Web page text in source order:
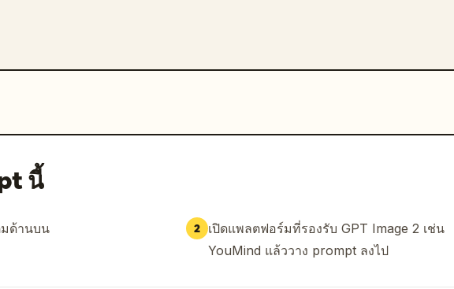
นี้
ด้านบน 2 เปิดแพลตฟอร์มที่รองรับ GPT Image 2 เช่น
YouMind แล้ววาง prompt ลงไป